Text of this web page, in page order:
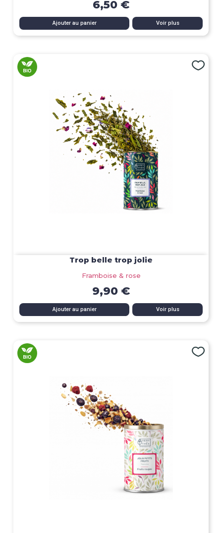
6,50 €
Ajouter au panier Voir plus
Trop belle trop jolie
Framboise & rose
9,90 €
Ajouter au panier Voir plus